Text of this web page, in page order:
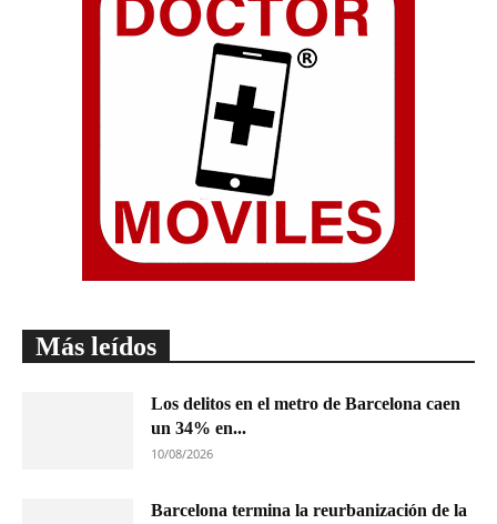
Más leídos
Los delitos en el metro de Barcelona caen
un 34% en...
10/08/2026
Barcelona termina la reurbanización de la